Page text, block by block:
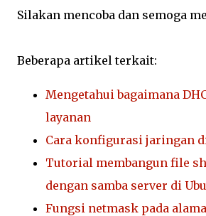
Silakan mencoba dan semoga
Beberapa artikel terkait:
Mengetahui bagaimana
layanan
Cara konfigurasi jaringan
Tutorial membangun file
dengan samba server di
Fungsi netmask pada